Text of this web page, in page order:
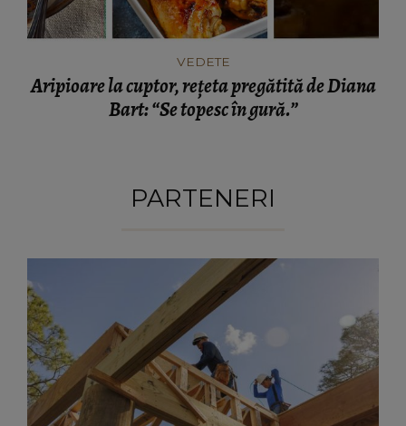
VEDETE
Aripioare la cuptor, rețeta pregătită de Diana
Bart: “Se topesc în gură.”
PARTENERI